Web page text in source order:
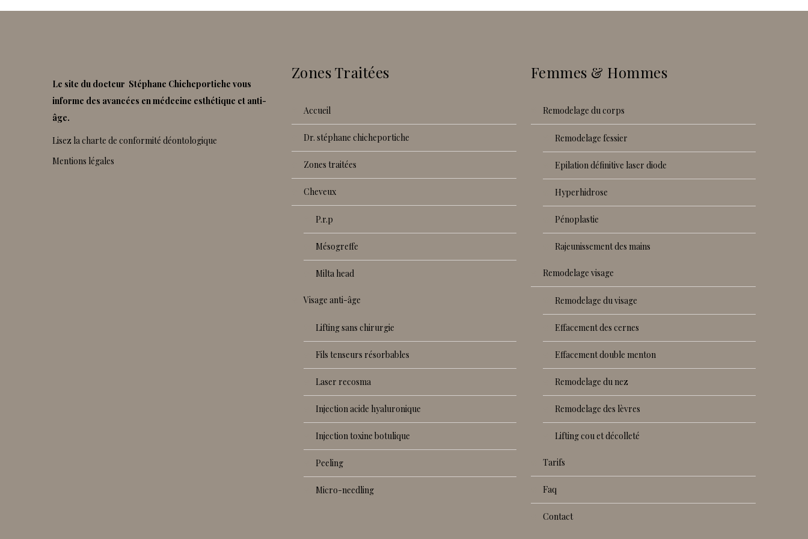
Le site du docteur Stéphane Chicheportiche vous
informe des avancées en médecine esthétique et anti-
âge.
Lisez la charte de conformité déontologique
Mentions légales
Zones Traitées
accueil
dr. stéphane chicheportiche
zones traitées
cheveux
p.r.p
mésogreffe
milta head
visage anti-âge
lifting sans chirurgie
fils tenseurs résorbables
laser recosma
injection acide hyaluronique
injection toxine botulique
peeling
micro-needling
Femmes & Hommes
remodelage du corps
remodelage fessier
epilation définitive laser diode
hyperhidrose
pénoplastie
rajeunissement des mains
remodelage visage
remodelage du visage
effacement des cernes
effacement double menton
remodelage du nez
remodelage des lèvres
lifting cou et décolleté
tarifs
faq
contact